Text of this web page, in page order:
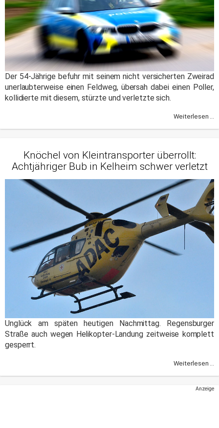
Der 54-Jährige befuhr mit seinem nicht versicherten Zweirad
unerlaubterweise einen Feldweg, übersah dabei einen Poller,
kollidierte mit diesem, stürzte und verletzte sich.
Weiterlesen ...
Knöchel von Kleintransporter überrollt:
Achtjähriger Bub in Kelheim schwer verletzt
Unglück am späten heutigen Nachmittag. Regensburger
Straße auch wegen Helikopter-Landung zeitweise komplett
gesperrt.
Weiterlesen ...
Anzeige